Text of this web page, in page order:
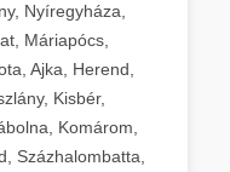
Nyíregyháza,
Máriapócs,
Ajka, Herend,
Kisbér,
Komárom,
Százhalombatta,